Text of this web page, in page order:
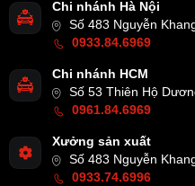
Chi nhánh Hà Nội
Số 483 Nguyễn
0933.84.6969
Chi nhánh HCM
Số 53 Thiên Hộ
0961.84.6969
Xưởng sản xuất
Số 483 Nguyễn
0933.74.6996